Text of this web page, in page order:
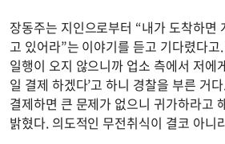
장동주는 지인으로부터 “내가 도착하면
고 있어라”는 이야기를 듣고 기다렸다
일행이 오지 않으니까 업소 측에서 저에
일 결제 하겠다’고 하니 경찰을 부른 거
결제하면 큰 문제가 없으니 귀가하라고
밝혔다. 의도적인 무전취식이 결코 아니